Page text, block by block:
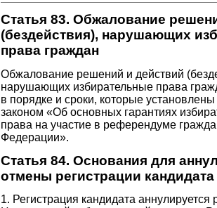
Статья 83. Обжалование
(бездействия), нарушающих
права граждан
Обжалование решений и действий
нарушающих избирательные права
в порядке и сроки, которые
законом «Об основных гарантиях
права на участие в референдуме
Федерации».
Статья 84. Основания для
отмены регистрации кандидата
1. Регистрация кандидата